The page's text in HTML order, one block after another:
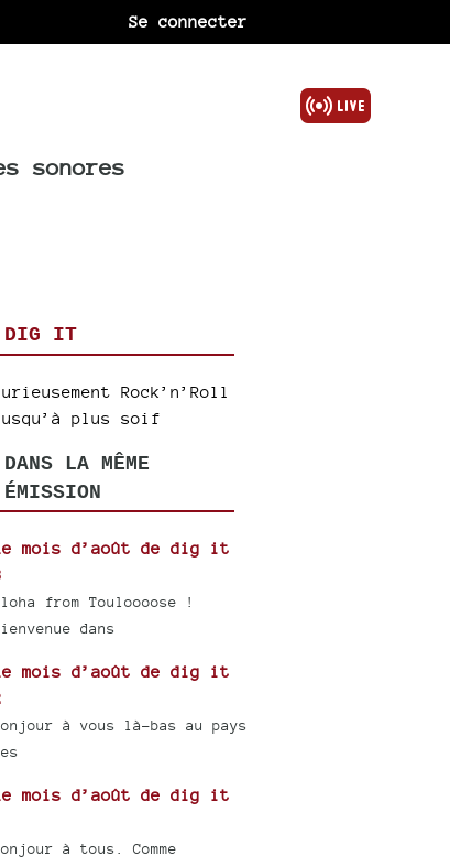
Se connecter
sonores
DIG IT
Rock’n’Roll
plus soif
DANS LA MÊME
ÉMISSION
mois d’août de dig it
from Touloooose !
dans
mois d’août de dig it
à vous là-bas au pays
mois d’août de dig it
à tous. Comme